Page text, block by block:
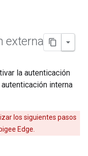
externa
la autenticación
interna
los siguientes pasos
Edge.